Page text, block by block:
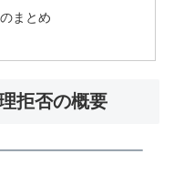
まとめ
拒否の概要